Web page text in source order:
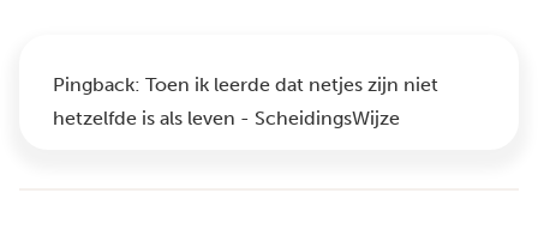
Pingback: Toen ik leerde dat netjes zijn niet
hetzelfde is als leven - ScheidingsWijze